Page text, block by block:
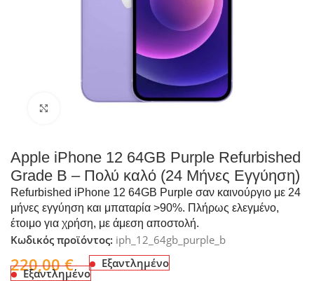
Apple iPhone 12 64GB Purple Refurbished
Grade B – Πολύ καλό (24 Μήνες Εγγύηση)
Refurbished iPhone 12 64GB Purple σαν καινούργιο με 24
μήνες εγγύηση και μπαταρία >90%. Πλήρως ελεγμένο,
έτοιμο για χρήση, με άμεση αποστολή.
Κωδικός προϊόντος: iph_12_64gb_purple_b
220,00€ Εξαντλημένο
Εξαντλημένο